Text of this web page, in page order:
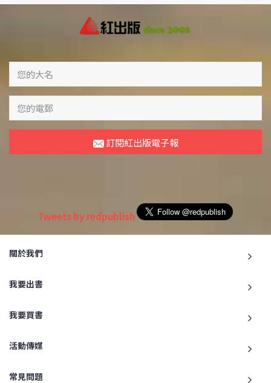
訂閱紅出版電子報
Tweets by redpublish
關於我們
我要出書
我要買書
活動傳媒
常見問題